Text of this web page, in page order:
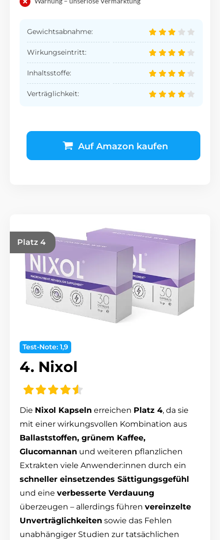
Gewichtsabnahme:
Wirkungseintritt:
Inhaltsstoffe:
Verträglichkeit:
Auf Amazon kaufen
Platz 4
Test-Note: 1,9
4. Nixol
Die Nixol Kapseln erreichen Platz 4, da sie
mit einer wirkungsvollen Kombination aus
Ballaststoffen, grünem Kaffee,
Glucomannan und weiteren pflanzlichen
Extrakten viele Anwender:innen durch ein
schneller einsetzendes Sättigungsgefühl
und eine verbesserte Verdauung
überzeugen – allerdings führen vereinzelte
Unverträglichkeiten sowie das Fehlen
unabhängiger Studien zur tatsächlichen